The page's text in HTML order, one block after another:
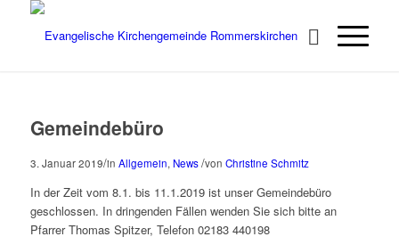
Gemeindebüro
3. Januar 2019/in Allgemein, News /von Christine Schmitz
In der Zeit vom 8.1. bis 11.1.2019 ist unser Gemeindebüro
geschlossen. In dringenden Fällen wenden Sie sich bitte an
Pfarrer Thomas Spitzer, Telefon 02183 440198